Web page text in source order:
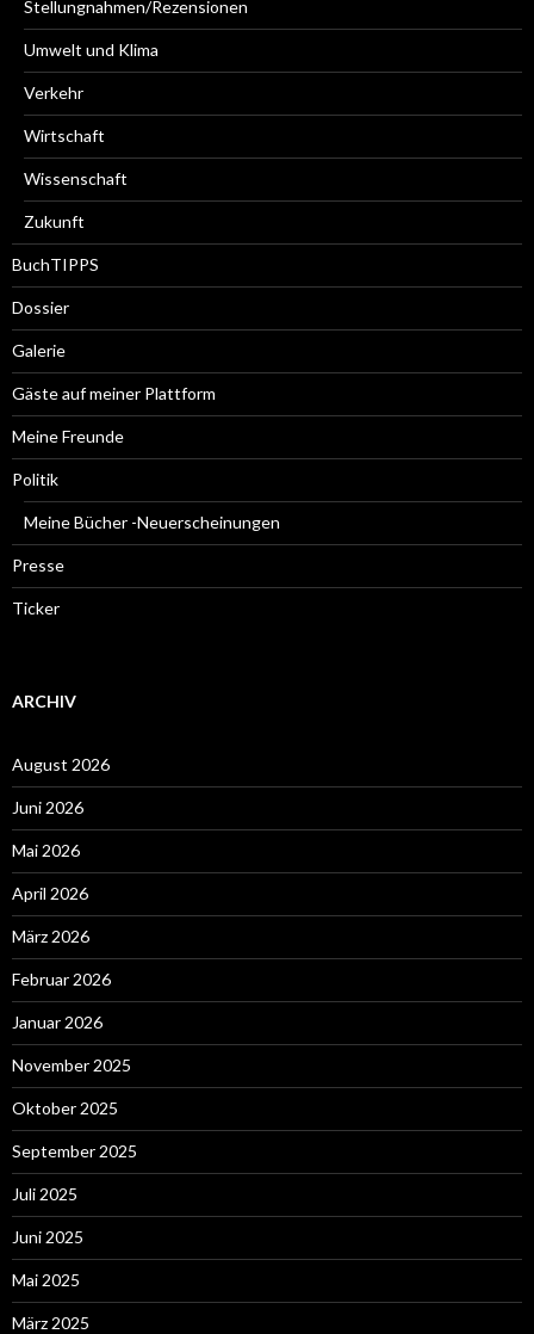
Stellungnahmen/Rezensionen
Umwelt und Klima
Verkehr
Wirtschaft
Wissenschaft
Zukunft
BuchTIPPS
Dossier
Galerie
Gäste auf meiner Plattform
Meine Freunde
Politik
Meine Bücher -Neuerscheinungen
Presse
Ticker
ARCHIV
August 2026
Juni 2026
Mai 2026
April 2026
März 2026
Februar 2026
Januar 2026
November 2025
Oktober 2025
September 2025
Juli 2025
Juni 2025
Mai 2025
März 2025